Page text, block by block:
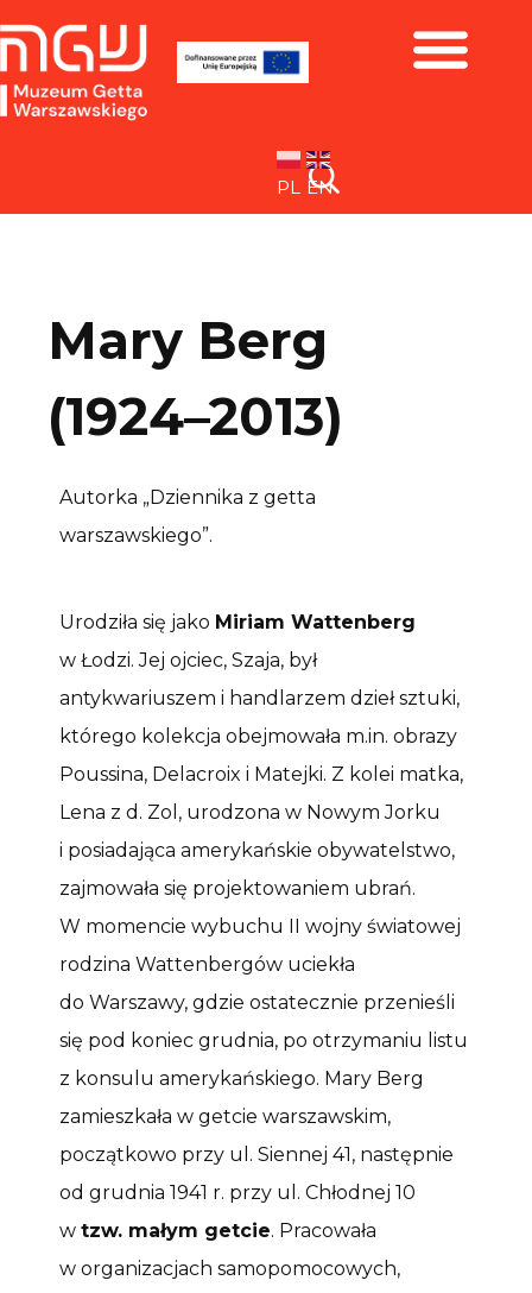
PL EN
Mary Berg
(1924–2013)
Autorka „Dziennika z getta
warszawskiego”.
Urodziła się jako Miriam Wattenberg
w Łodzi. Jej ojciec, Szaja, był
antykwariuszem i handlarzem dzieł sztuki,
którego kolekcja obejmowała m.in. obrazy
Poussina, Delacroix i Matejki. Z kolei matka,
Lena z d. Zol, urodzona w Nowym Jorku
i posiadająca amerykańskie obywatelstwo,
zajmowała się projektowaniem ubrań.
W momencie wybuchu II wojny światowej
rodzina Wattenbergów uciekła
do Warszawy, gdzie ostatecznie przenieśli
się pod koniec grudnia, po otrzymaniu listu
z konsulu amerykańskiego. Mary Berg
zamieszkała w getcie warszawskim,
początkowo przy ul. Siennej 41, następnie
od grudnia 1941 r. przy ul. Chłodnej 10
w tzw. małym getcie. Pracowała
w organizacjach samopomocowych,